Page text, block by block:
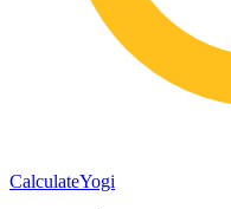
CalculateYogi